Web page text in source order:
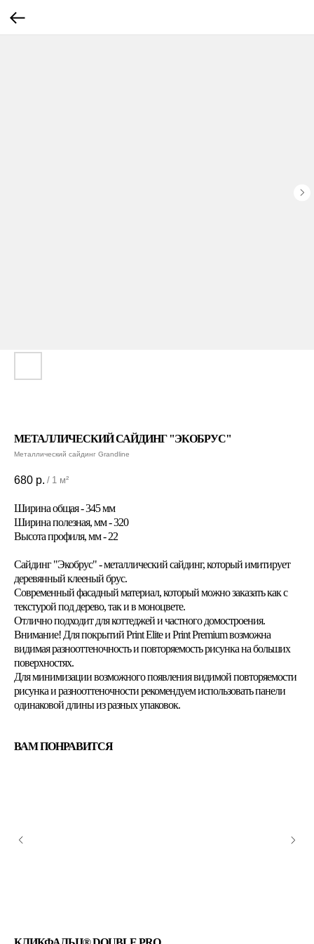
МЕТАЛЛИЧЕСКИЙ САЙДИНГ "ЭКОБРУС"
Металлический сайдинг Grandline
680 р. / 1 м²
Ширина общая - 345 мм
Ширина полезная, мм - 320
Высота профиля, мм - 22
Сайдинг "Экобрус" - металлический сайдинг, который имитирует
деревянный клееный брус.
Современный фасадный материал, который можно заказать как с
текстурой под дерево, так и в моноцвете.
Отлично подходит для коттеджей и частного домостроения.
Внимание! Для покрытий Print Elite и Print Premium возможна
видимая разнооттеночность и повторяемость рисунка на больших
поверхностях.
Для минимизации возможного появления видимой повторяемости
рисунка и разнооттеночности рекомендуем использовать панели
одинаковой длины из разных упаковок.
ВАМ ПОНРАВИТСЯ